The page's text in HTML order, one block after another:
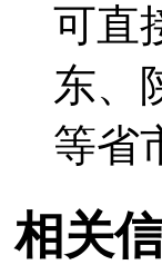
可直
东、
等省
相关